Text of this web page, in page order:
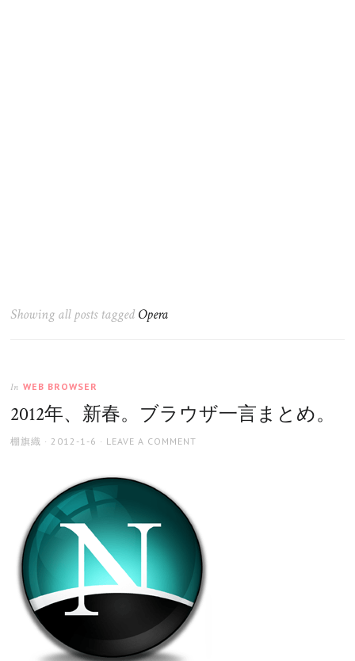
Showing all posts tagged Opera
In WEB BROWSER
2012年、新春。ブラウザ一言まとめ。
AUTHOR
棚旗織
POSTED
2012-1-6 LEAVE A COMMENT